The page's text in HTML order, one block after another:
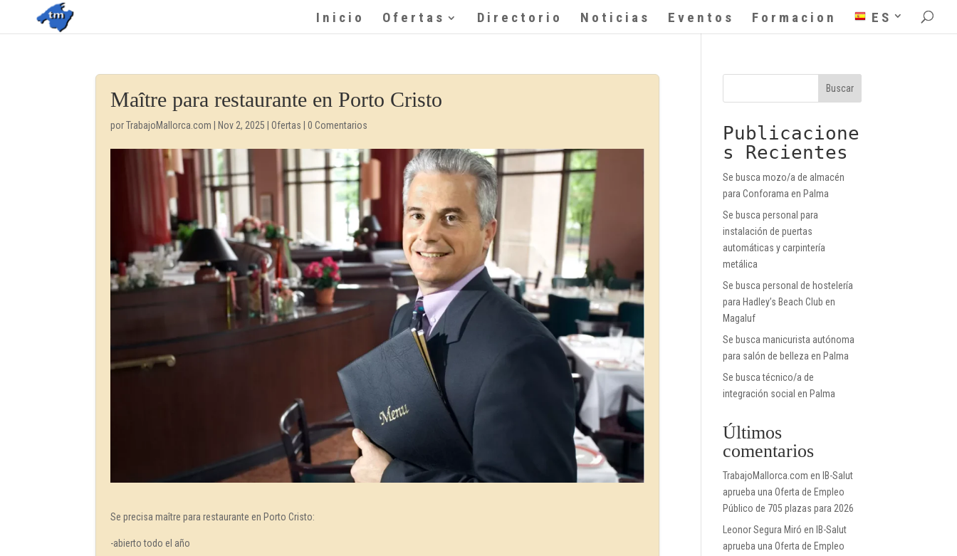
Inicio Ofertas Directorio Noticias Eventos Formacion ES
Maître para restaurante en Porto Cristo
porTrabajoMallorca.com Nov 2, 2025 |Ofertas |0 Comentarios
Se precisa maître para restaurante en Porto Cristo:
-abierto todo el año
Buscar
Publicacione
s Recientes
Se busca mozo/a de almacén
para Conforama en Palma
Se busca personal para
instalación de puertas
automáticas y carpintería
metálica
Se busca personal de hostelería
para Hadley’s Beach Club en
Magaluf
Se busca manicurista autónoma
para salón de belleza en Palma
Se busca técnico/a de
integración social en Palma
Últimos
comentarios
TrabajoMallorca.com en IB-Salut
aprueba una Oferta de Empleo
Público de 705 plazas para 2026
Leonor Segura Miró en IB-Salut
aprueba una Oferta de Empleo